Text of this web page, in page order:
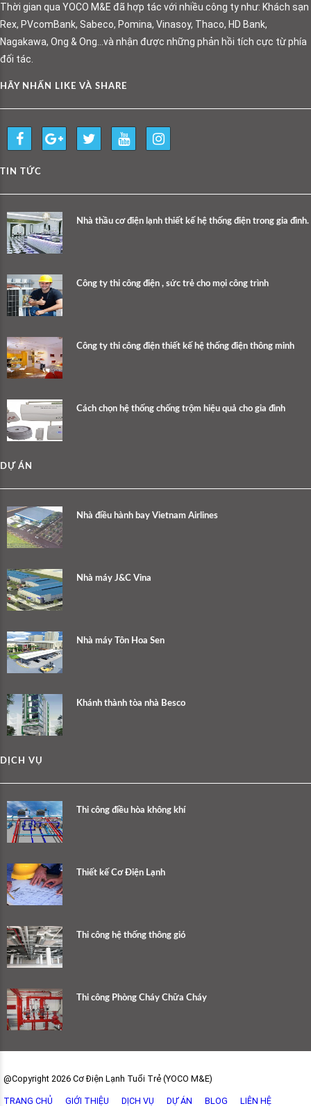
Thời gian qua YOCO M&E đã hợp tác với nhiều công ty như: Khách sạn
Rex, PVcomBank, Sabeco, Pomina, Vinasoy, Thaco, HD Bank,
Nagakawa, Ong & Ong…và nhận được những phản hồi tích cực từ phía
đối tác.
HÃY NHẤN LIKE VÀ SHARE
TIN TỨC
Nhà thầu cơ điện lạnh thiết kế hệ thống điện trong gia đình.
Công ty thi công điện , sức trẻ cho mọi công trình
Công ty thi công điện thiết kế hệ thống điện thông minh
Cách chọn hệ thống chống trộm hiệu quả cho gia đình
DỰ ÁN
Nhà điều hành bay Vietnam Airlines
Nhà máy J&C Vina
Nhà máy Tôn Hoa Sen
Khánh thành tòa nhà Besco
DỊCH VỤ
Thi công điều hòa không khí
Thiết kế Cơ Điện Lạnh
Thi công hệ thống thông gió
Thi công Phòng Cháy Chữa Cháy
@Copyright 2026 Cơ Điện Lạnh Tuổi Trẻ (YOCO M&E)
TRANG CHỦ GIỚI THIỆU DỊCH VỤ DỰ ÁN BLOG LIÊN HỆ